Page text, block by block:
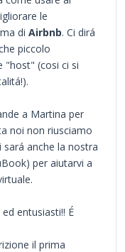
le
di Airbnb. Ci dirá
piccolo
"host" (cosi ci si
a Martina per
noi non riusciamo
sará anche la nostra
per aiutarvi a
entusiasti!! É
il prima